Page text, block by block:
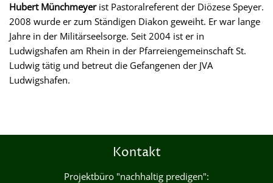
Hubert Münchmeyerist Pastoralreferent der Diözese Speyer.
2008 wurde er zum Ständigen Diakon geweiht. Er war lange
Jahre in der Militärseelsorge. Seit 2004 ist er in
Ludwigshafen am Rhein in der Pfarreiengemeinschaft St.
Ludwig tätig und betreut die Gefangenen der JVA
Ludwigshafen.
Kontakt
Projektbüro "nachhaltig predigen":